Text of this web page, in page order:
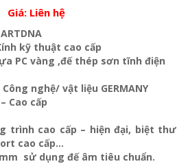
Giá: Liên hệ
kỹ thuật cao cấp
PC vàng ,đế thép sơn tĩnh điện
nghệ/ vật liệu GERMANY
Cao cấp
trình cao cấp – hiện đại, biệt thư
cao cấp…
sử dụng đế âm tiêu chuẩn.